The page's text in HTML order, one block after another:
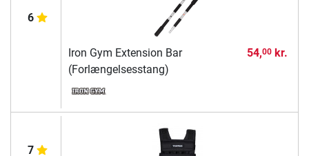
6
Iron Gym Extension Bar
(Forlængelsesstang)
54,00kr.
7